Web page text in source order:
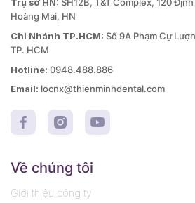
Hoàng Mai, HN
Chi Nhánh TP.HCM: Số 9A Phạm Cự
TP. HCM
Hotline: 0948.488.886
Email: locnx@thienminhdental.com
Về chúng tôi
Giới thiệu công ty